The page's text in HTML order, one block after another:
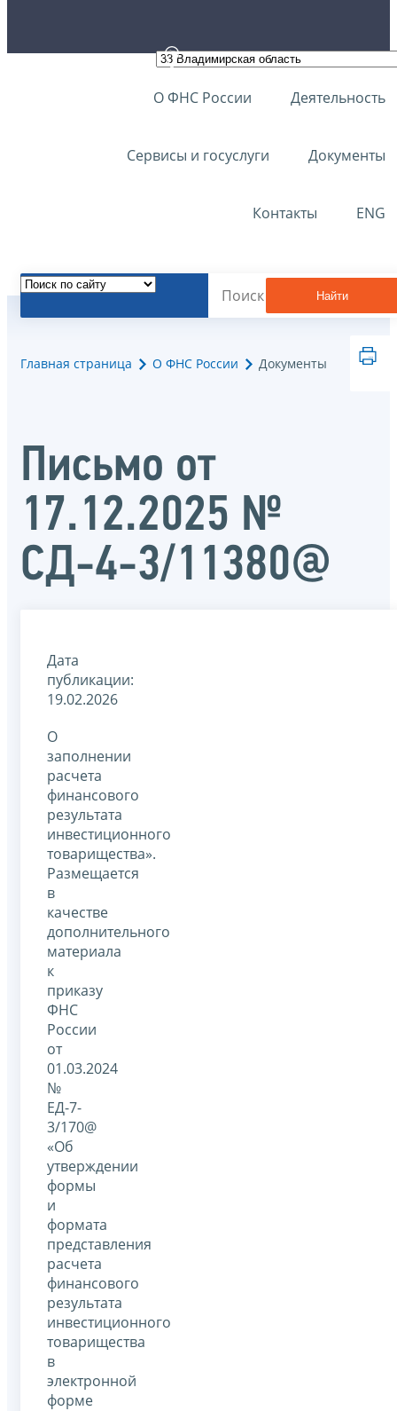
О ФНС России Деятельность
Сервисы и госуслуги Документы
Контакты ENG
Найти
Главная страница О ФНС России Документы
Письмо от
17.12.2025 №
СД-4-3/11380@
Дата
публикации:
19.02.2026
О
заполнении
расчета
финансового
результата
инвестиционного
товарищества».
Размещается
в
качестве
дополнительного
материала
к
приказу
ФНС
России
от
01.03.2024
№
ЕД-7-
3/170@
«Об
утверждении
формы
и
формата
представления
расчета
финансового
результата
инвестиционного
товарищества
в
электронной
форме